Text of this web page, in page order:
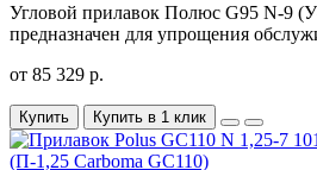
Угловой прилавок Полюс G95 N-9
предназначен для упрощения
от 85 329 р.
Купить Купить в 1 клик